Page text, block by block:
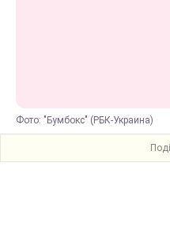
Фото: "Бумбокс" (РБК-Украина)